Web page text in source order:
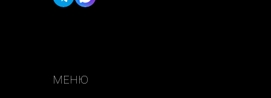
МЕНЮ